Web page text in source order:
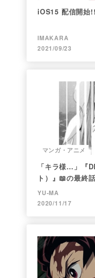
iOS15 配信開始!!
IMAKARA
2021/09/23
マンガ・アニメ
「キラ様…」『
ト）』📖の最終
のか
YU-MA
2020/11/17